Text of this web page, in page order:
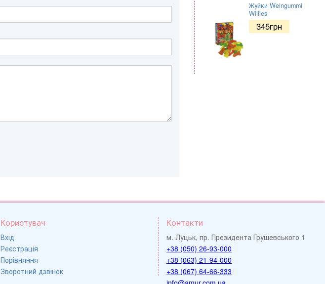
Жуйки Weingummi
Willies
345грн
Користувач
Вхід
Реєстрація
Порівняння
Зворотний дзвінок
Контакти
м. Луцьк, пр. Президента Грушевського 1
+38 (050) 26-93-000
+38 (063) 21-94-000
+38 (067) 64-66-333